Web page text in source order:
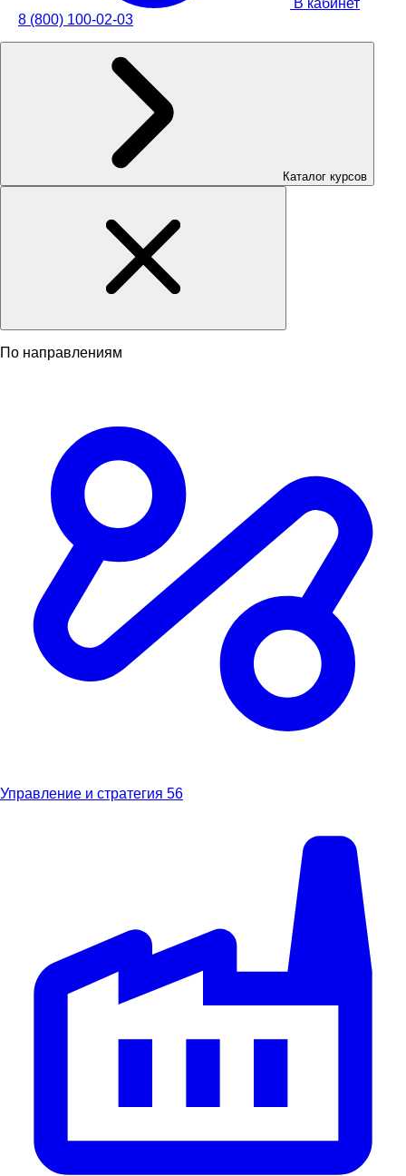
В кабинет
8 (800) 100-02-03
Каталог курсов
По направлениям
Управление и стратегия 56